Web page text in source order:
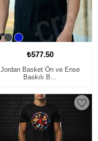
₺577.50
Jordan Basket Ön ve Ense
Baskılı B...